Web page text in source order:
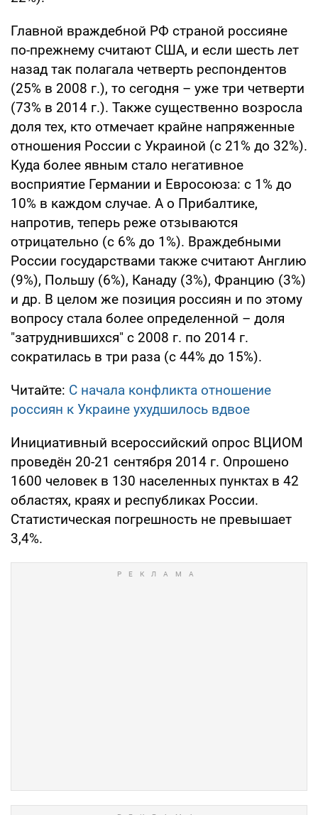
Главной враждебной РФ страной россияне
по-прежнему считают США, и если шесть лет
назад так полагала четверть респондентов
(25% в 2008 г.), то сегодня – уже три четверти
(73% в 2014 г.). Также существенно возросла
доля тех, кто отмечает крайне напряженные
отношения России с Украиной (с 21% до 32%).
Куда более явным стало негативное
восприятие Германии и Евросоюза: с 1% до
10% в каждом случае. А о Прибалтике,
напротив, теперь реже отзываются
отрицательно (с 6% до 1%). Враждебными
России государствами также считают Англию
(9%), Польшу (6%), Канаду (3%), Францию (3%)
и др. В целом же позиция россиян и по этому
вопросу стала более определенной – доля
"затруднившихся" с 2008 г. по 2014 г.
сократилась в три раза (с 44% до 15%).
Читайте: С начала конфликта отношение
россиян к Украине ухудшилось вдвое
Инициативный всероссийский опрос ВЦИОМ
проведён 20-21 сентября 2014 г. Опрошено
1600 человек в 130 населенных пунктах в 42
областях, краях и республиках России.
Статистическая погрешность не превышает
3,4%.